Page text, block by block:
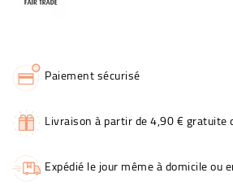
Paiement sécurisé
Livraison à partir de 4,90 € gratuite
Expédié le jour même à domicile ou